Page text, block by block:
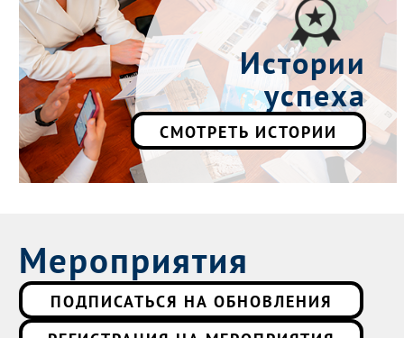
Истории
успеха
СМОТРЕТЬ ИСТОРИИ
Мероприятия
ПОДПИСАТЬСЯ НА ОБНОВЛЕНИЯ